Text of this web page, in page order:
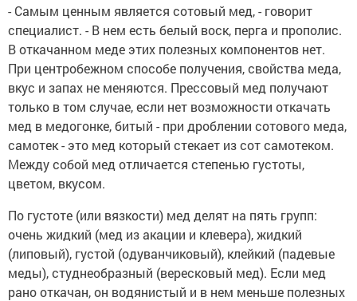
- Самым ценным является сотовый мед, - говорит
специалист. - В нем есть белый воск, перга и прополис.
В откачанном меде этих полезных компонентов нет.
При центробежном способе получения, свойства меда,
вкус и запах не меняются. Прессовый мед получают
только в том случае, если нет возможности откачать
мед в медогонке, битый - при дроблении сотового меда,
самотек - это мед который стекает из сот самотеком.
Между собой мед отличается степенью густоты,
цветом, вкусом.
По густоте (или вязкости) мед делят на пять групп:
очень жидкий (мед из акации и клевера), жидкий
(липовый), густой (одуванчиковый), клейкий (падевые
меды), студнеобразный (вересковый мед). Если мед
рано откачан, он водянистый и в нем меньше полезных